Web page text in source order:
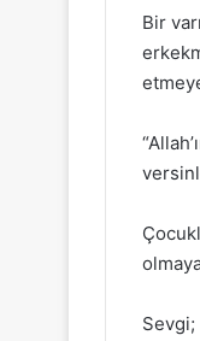
Bir
Sevgi;